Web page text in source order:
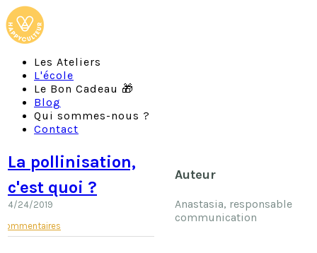
Les Ateliers
L'école
Le Bon Cadeau 🎁
Blog
Qui sommes-nous ?
Contact
La pollinisation,
c'est quoi ?
4/24/2019
Auteur
Anastasia, responsable
communication